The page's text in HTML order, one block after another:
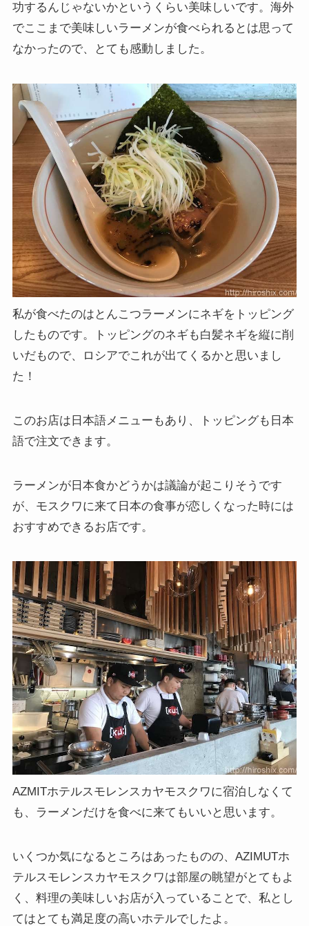
功するんじゃないかというくらい美味しいです。海外
でここまで美味しいラーメンが食べられるとは思って
なかったので、とても感動しました。
私が食べたのはとんこつラーメンにネギをトッピング
したものです。トッピングのネギも白髪ネギを縦に削
いだもので、ロシアでこれが出てくるかと思いまし
た！
このお店は日本語メニューもあり、トッピングも日本
語で注文できます。
ラーメンが日本食かどうかは議論が起こりそうです
が、モスクワに来て日本の食事が恋しくなった時には
おすすめできるお店です。
AZMITホテルスモレンスカヤモスクワに宿泊しなくて
も、ラーメンだけを食べに来てもいいと思います。
いくつか気になるところはあったものの、AZIMUTホ
テルスモレンスカヤモスクワは部屋の眺望がとてもよ
く、料理の美味しいお店が入っていることで、私とし
てはとても満足度の高いホテルでしたよ。